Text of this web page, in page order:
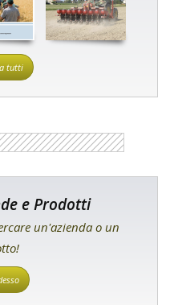
tutti
e Prodotti
un'azienda o un